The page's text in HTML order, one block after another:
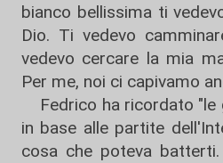
bianco bellissima ti
Dio. Ti vedevo
vedevo cercare la mia
Per me, noi ci capivamo
Fedrico ha ricordato "le
in base alle partite
cosa che poteva